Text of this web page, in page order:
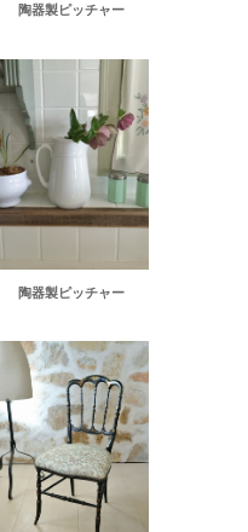
陶器製ピッチャー
陶器製ピッチャー